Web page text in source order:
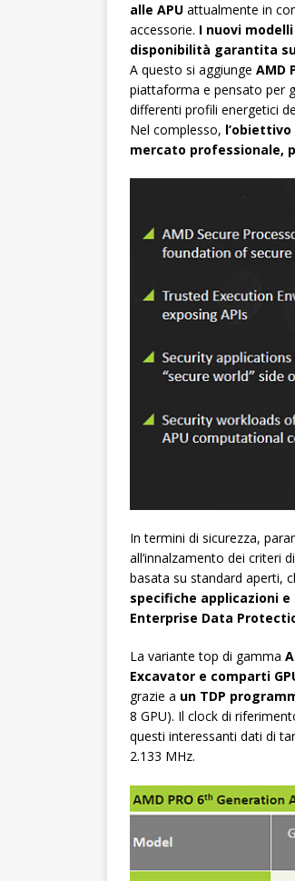
alle APU attualmente in
accessorie. I nuovi
disponibilità garantita
A questo si aggiunge AMD
piattaforma e pensato per
differenti profili energetici
Nel complesso,
mercato professionale,
In termini di sicurezza,
all’innalzamento dei criteri
basata su standard aperti,
specifiche applicazioni
Enterprise Data
La variante top di gamma
Excavator e comparti
grazie a un TDP
8 GPU). Il clock di
questi interessanti dati di
2.133 MHz.